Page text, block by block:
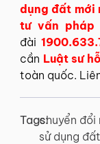
dụng đất mới
tư vấn pháp
đài
cần Luật sư
toàn quốc.
Tags:chuyển đổi
sử dụng đất